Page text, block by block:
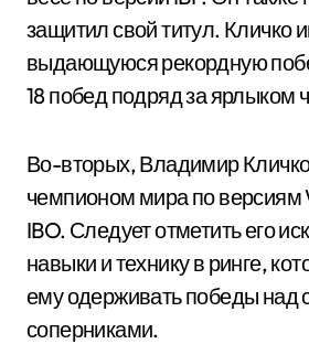
защитил свой титул. Кличко
выдающуюся рекордную
18 побед подряд за ярлыком
Во-вторых, Владимир
чемпионом мира по версиям
IBO. Следует отметить его
навыки и технику в ринге,
ему одерживать победы над
соперниками.